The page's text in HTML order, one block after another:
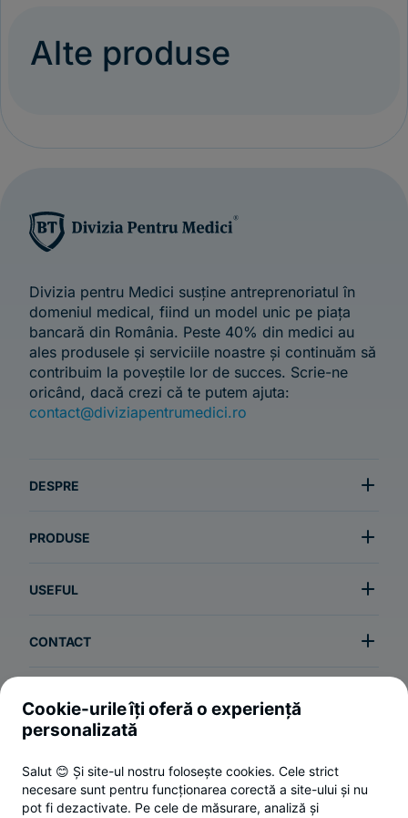
Alte produse
Divizia pentru Medici susține antreprenoriatul în
domeniul medical, fiind un model unic pe piața
bancară din România. Peste 40% din medici au
ales produsele și serviciile noastre și continuăm să
contribuim la poveștile lor de succes. Scrie-ne
oricând, dacă crezi că te putem ajuta:
contact@diviziapentrumedici.ro
DESPRE
PRODUSE
USEFUL
CONTACT
Termeni și condiții
Politica de confidențialitate
ANPC
Cookie-urile îți oferă o experiență
personalizată
Salut 😊 Și site-ul nostru folosește cookies. Cele strict
necesare sunt pentru funcționarea corectă a site-ului și nu
pot fi dezactivate. Pe cele de măsurare, analiză și